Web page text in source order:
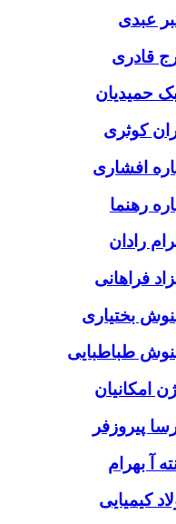
عبدی
قادری
حمیدیان
کوثری
افشاری
رهنما
رادان
فراهانی
بختیاری
طباطبایی
امکانیان
پیروزفر
آ بهرام
کیمیایی